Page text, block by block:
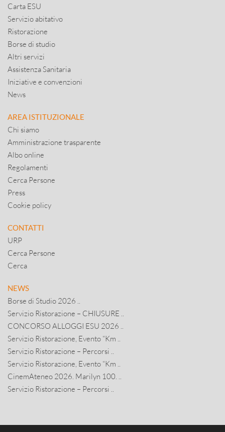
Carta ESU
Servizio abitativo
Ristorazione
Borse di studio
Altri servizi
Assistenza Sanitaria
Iniziative e convenzioni
News
AREA ISTITUZIONALE
Chi siamo
Amministrazione trasparente
Albo online
Regolamenti
Cerca Persone
Press
Cookie policy
CONTATTI
URP
Cerca Persone
Cerca
NEWS
Borse di Studio 2026 ..
Servizio Ristorazione – CHIUSURE ..
CONCORSO ALLOGGI ESU 2026 ..
Servizio Ristorazione, Evento “Km ..
Servizio Ristorazione – Percorsi ..
Servizio Ristorazione, Evento “Km ..
CinemAteneo 2026. Marilyn 100. ..
Servizio Ristorazione – Percorsi ..